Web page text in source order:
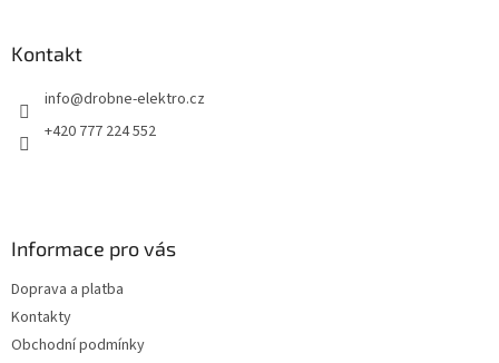
Kontakt
info@drobne-elektro.cz
+420 777 224 552
Informace pro vás
Doprava a platba
Kontakty
Obchodní podmínky